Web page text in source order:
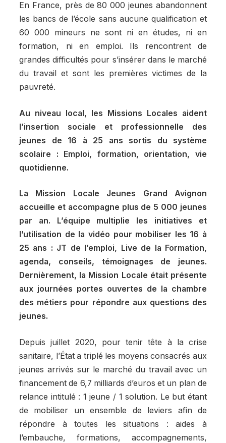
En France, près de 80 000 jeunes abandonnent
les bancs de l’école sans aucune qualification et
60 000 mineurs ne sont ni en études, ni en
formation, ni en emploi. Ils rencontrent de
grandes difficultés pour s’insérer dans le marché
du travail et sont les premières victimes de la
pauvreté.
Au niveau local, les Missions Locales aident
l’insertion sociale et professionnelle des
jeunes de 16 à 25 ans sortis du système
scolaire : Emploi, formation, orientation, vie
quotidienne.
La Mission Locale Jeunes Grand Avignon
accueille et accompagne plus de 5 000 jeunes
par an. L’équipe multiplie les initiatives et
l’utilisation de la vidéo pour mobiliser les 16 à
25 ans : JT de l’emploi, Live de la Formation,
agenda, conseils, témoignages de jeunes.
Dernièrement, la Mission Locale était présente
aux journées portes ouvertes de la chambre
des métiers pour répondre aux questions des
jeunes.
Depuis juillet 2020, pour tenir tête à la crise
sanitaire, l’État a triplé les moyens consacrés aux
jeunes arrivés sur le marché du travail avec un
financement de 6,7 milliards d’euros et un plan de
relance intitulé : 1 jeune / 1 solution. Le but étant
de mobiliser un ensemble de leviers afin de
répondre à toutes les situations : aides à
l’embauche, formations, accompagnements,